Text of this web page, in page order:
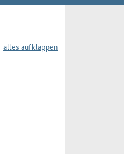
alles aufklappen